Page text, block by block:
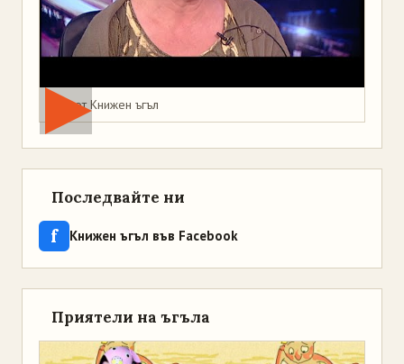
Мая от Книжен ъгъл
Последвайте ни
f Книжен ъгъл във Facebook
Приятели на ъгъла